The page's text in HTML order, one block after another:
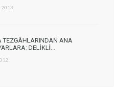
2013
TEZGÂHLARINDAN ANA
DELİKLİ…